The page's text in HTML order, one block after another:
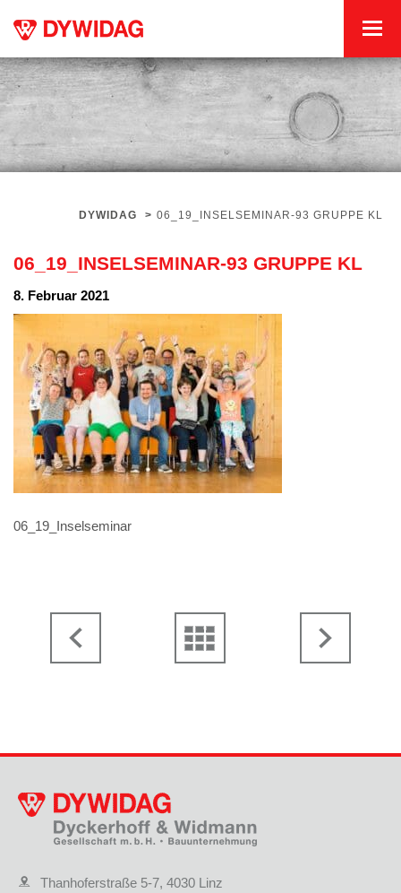
DYWIDAG > 06_19_INSELSEMINAR-93 GRUPPE KL
06_19_INSELSEMINAR-93 GRUPPE KL
8. Februar 2021
06_19_Inselseminar
Thanhoferstraße 5-7, 4030 Linz